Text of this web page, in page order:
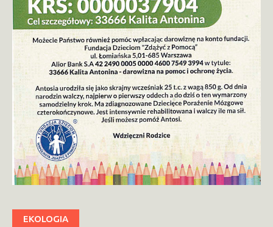
EKOLOGIA